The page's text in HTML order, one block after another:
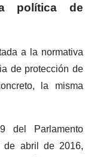
política de
a la normativa
de protección de
la misma
del Parlamento
de abril de 2016,